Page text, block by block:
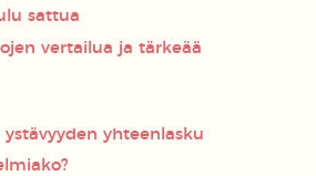
sattua
vertailua ja tärkeää
ystävyyden yhteenlasku